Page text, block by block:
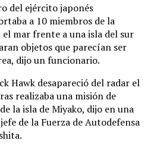
del ejército japonés
a 10 miembros de la
mar frente a una isla del sur
objetos que parecían ser
dijo un funcionario.
Hawk desapareció del radar el
realizaba una misión de
la isla de Miyako, dijo en una
de la Fuerza de Autodefensa